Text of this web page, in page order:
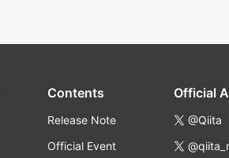
Contents
Release Note
Official Event
Official
@Qiita